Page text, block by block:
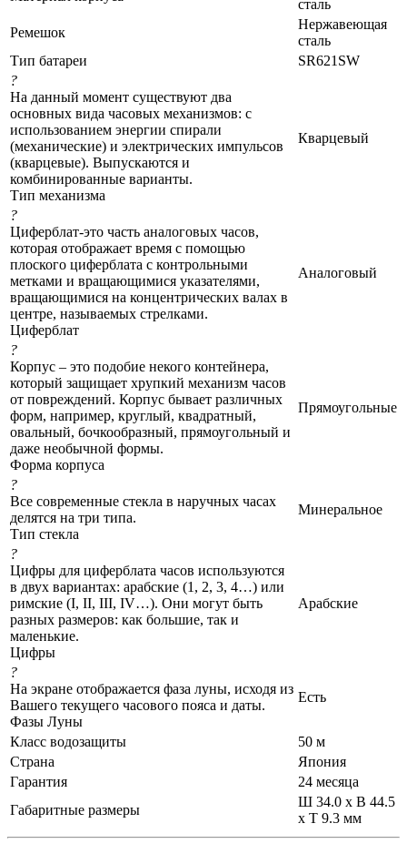
сталь
Ремешок
Нержавеющая
сталь
Тип батареи
SR621SW
?
На данный момент существуют два
основных вида часовых механизмов: с
использованием энергии спирали
(механические) и электрических импульсов
(кварцевые). Выпускаются и
комбинированные варианты.
Тип механизма
Кварцевый
?
Циферблат-это часть аналоговых часов,
которая отображает время с помощью
плоского циферблата с контрольными
метками и вращающимися указателями,
вращающимися на концентрических валах в
центре, называемых стрелками.
Циферблат
Аналоговый
?
Корпус – это подобие некого контейнера,
который защищает хрупкий механизм часов
от повреждений. Корпус бывает различных
форм, например, круглый, квадратный,
овальный, бочкообразный, прямоугольный и
даже необычной формы.
Форма корпуса
Прямоугольные
?
Все современные стекла в наручных часах
делятся на три типа.
Тип стекла
Минеральное
?
Цифры для циферблата часов используются
в двух вариантах: арабские (1, 2, 3, 4…) или
римские (I, II, III, IV…). Они могут быть
разных размеров: как большие, так и
маленькие.
Цифры
Арабские
?
На экране отображается фаза луны, исходя из
Вашего текущего часового пояса и даты.
Фазы Луны
Есть
Класс водозащиты
50 м
Страна
Япония
Гарантия
24 месяца
Габаритные размеры
Ш 34.0 x В 44.5
x Т 9.3 мм